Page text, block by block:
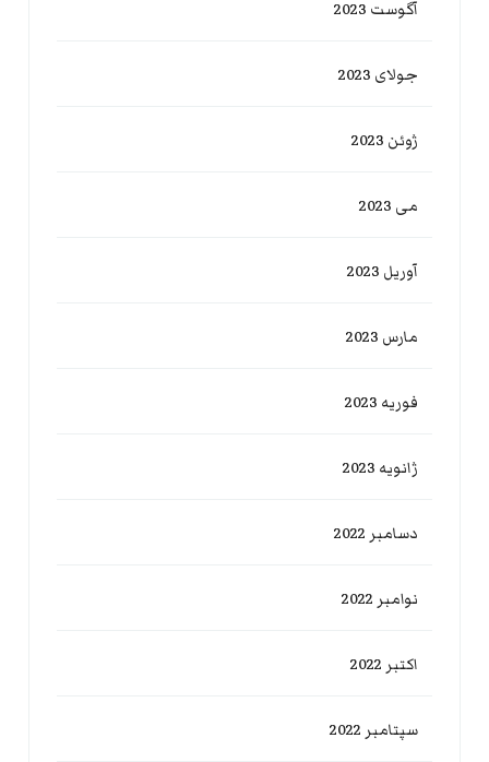
آگوست 2023
جولای 2023
ژوئن 2023
می 2023
آوریل 2023
مارس 2023
فوریه 2023
ژانویه 2023
دسامبر 2022
نوامبر 2022
اکتبر 2022
سپتامبر 2022